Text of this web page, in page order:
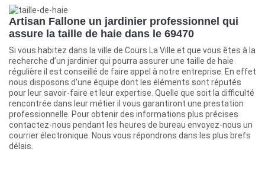
Artisan Fallone un jardinier professionnel qui
assure la taille de haie dans le 69470
Si vous habitez dans la ville de Cours La Ville et que vous êtes à la
recherche d’un jardinier qui pourra assurer une taille de haie
régulière il est conseillé de faire appel à notre entreprise. En effet
nous disposons d'une équipe dont les éléments sont réputés
pour leur savoir-faire et leur expertise. Quelle que soit la difficulté
rencontrée dans leur métier il vous garantiront une prestation
professionnelle. Pour obtenir des informations plus précises
contactez-nous pendant les heures de bureau envoyez-nous un
courrier électronique. Nous vous répondrons dans les plus brefs
délais.